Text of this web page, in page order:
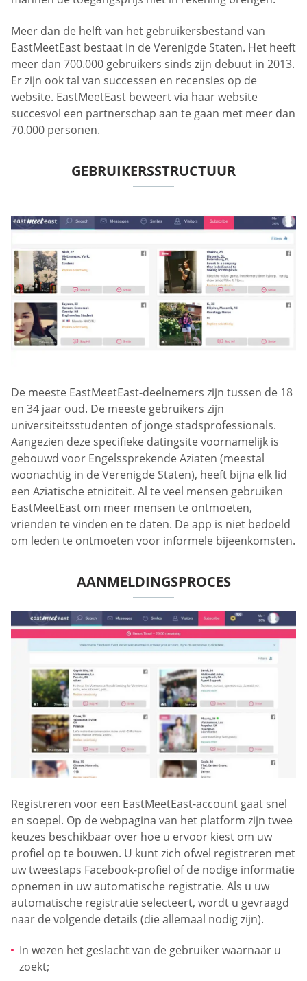
Meer dan de helft van het gebruikersbestand van
EastMeetEast bestaat in de Verenigde Staten. Het heeft
meer dan 700.000 gebruikers sinds zijn debuut in 2013.
Er zijn ook tal van successen en recensies op de
website. EastMeetEast beweert via haar website
succesvol een partnerschap aan te gaan met meer dan
70.000 personen.
GEBRUIKERSSTRUCTUUR
De meeste EastMeetEast-deelnemers zijn tussen de 18
en 34 jaar oud. De meeste gebruikers zijn
universiteitsstudenten of jonge stadsprofessionals.
Aangezien deze specifieke datingsite voornamelijk is
gebouwd voor Engelssprekende Aziaten (meestal
woonachtig in de Verenigde Staten), heeft bijna elk lid
een Aziatische etniciteit. Al te veel mensen gebruiken
EastMeetEast om meer mensen te ontmoeten,
vrienden te vinden en te daten. De app is niet bedoeld
om leden te ontmoeten voor informele bijeenkomsten.
AANMELDINGSPROCES
Registreren voor een EastMeetEast-account gaat snel
en soepel. Op de webpagina van het platform zijn twee
keuzes beschikbaar over hoe u ervoor kiest om uw
profiel op te bouwen. U kunt zich ofwel registreren met
uw tweestaps Facebook-profiel of de nodige informatie
opnemen in uw automatische registratie. Als u uw
automatische registratie selecteert, wordt u gevraagd
naar de volgende details (die allemaal nodig zijn).
In wezen het geslacht van de gebruiker waarnaar u
zoekt;